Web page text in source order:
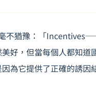
不猶豫：「
好，但當每個人都知道
為它提供了正確的誘因